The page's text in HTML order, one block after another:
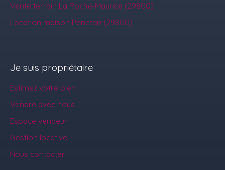
Vente terrain La Roche-Maurice (29800)
Location maison Pencran (29800)
Je suis propriétaire
Estimez votre bien
Vendre avec nous
Espace vendeur
Gestion locative
Nous contacter